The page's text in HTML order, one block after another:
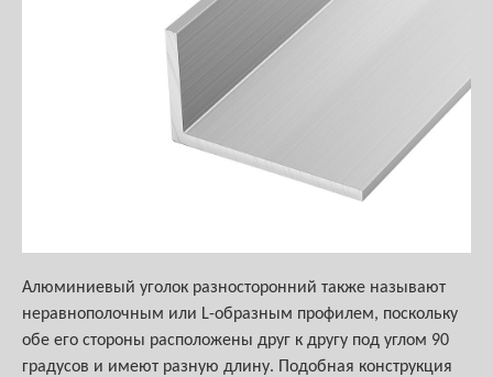
Алюминиевый уголок разносторонний также называют
неравнополочным или L-образным профилем, поскольку
обе его стороны расположены друг к другу под углом 90
градусов и имеют разную длину. Подобная конструкция